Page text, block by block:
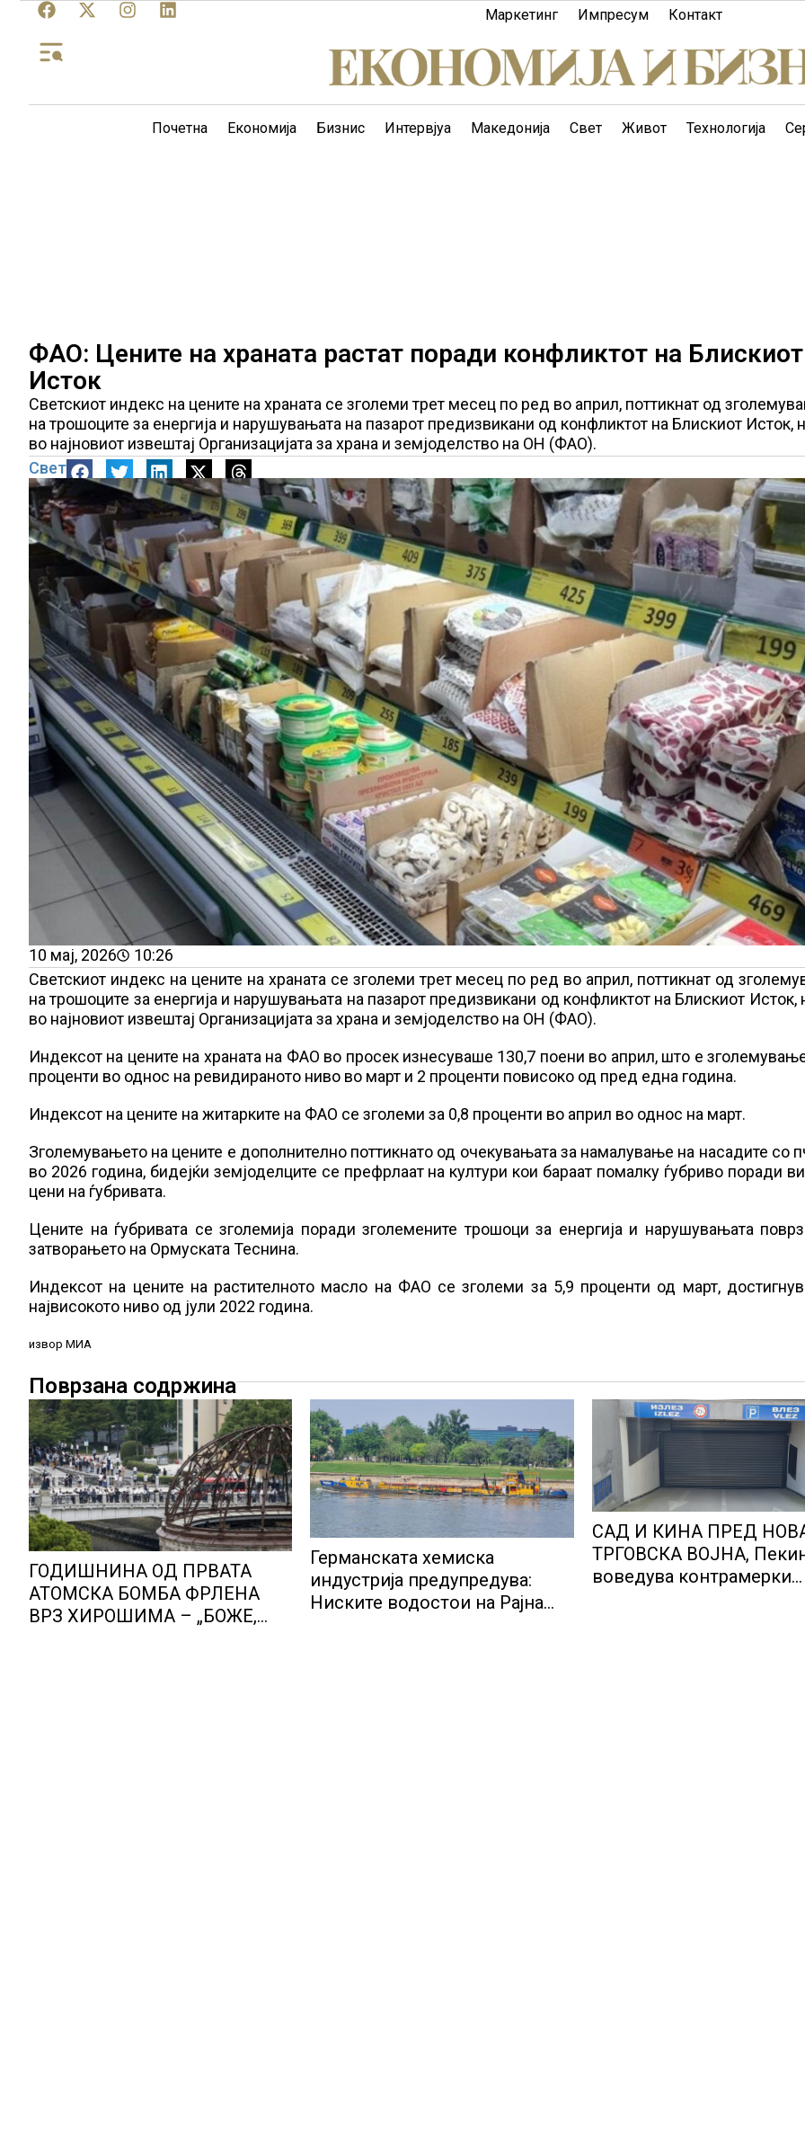
Маркетинг Импресум Контакт
Почетна Економија Бизнис Интервјуа Македонија Свет Живот Технологија
ФАО: Цените на храната растат поради конфликтот на Блискиот
Исток
Светскиот индекс на цените на храната се зголеми трет месец по ред во април, поттикнат од
на трошоците за енергија и нарушувањата на пазарот предизвикани од конфликтот на Блискиот Исток,
во најновиот извештај Организацијата за храна и земјоделство на ОН (ФАО).
Свет
10 мај, 2026
10:26
Светскиот индекс на цените на храната се зголеми трет месец по ред во април, поттикнат од
на трошоците за енергија и нарушувањата на пазарот предизвикани од конфликтот на Блискиот Исток,
во најновиот извештај Организацијата за храна и земјоделство на ОН (ФАО).
Индексот на цените на храната на ФАО во просек изнесуваше 130,7 поени во април, што е
проценти во однос на ревидираното ниво во март и 2 проценти повисоко од пред една година.
Индексот на цените на житарките на ФАО се зголеми за 0,8 проценти во април во однос на март.
Зголемувањето на цените е дополнително поттикнато од очекувањата за намалување на насадите со
во 2026 година, бидејќи земјоделците се префрлаат на култури кои бараат помалку ѓубриво поради
цени на ѓубривата.
Цените на ѓубривата се зголемија поради зголемените трошоци за енергија и нарушувањата
затворањето на Ормуската Теснина.
Индексот на цените на растителното масло на ФАО се зголеми за 5,9 проценти од март,
највисокото ниво од јули 2022 година.
извор МИА
Поврзана содржина
ГОДИШНИНА ОД ПРВАТА
АТОМСКА БОМБА ФРЛЕНА
ВРЗ ХИРОШИМА – „БОЖЕ,
Германската хемиска
индустрија предупредува:
Ниските водостои на Рајна
САД И КИНА ПРЕД
ТРГОВСКА ВОЈНА,
воведува контрамерки